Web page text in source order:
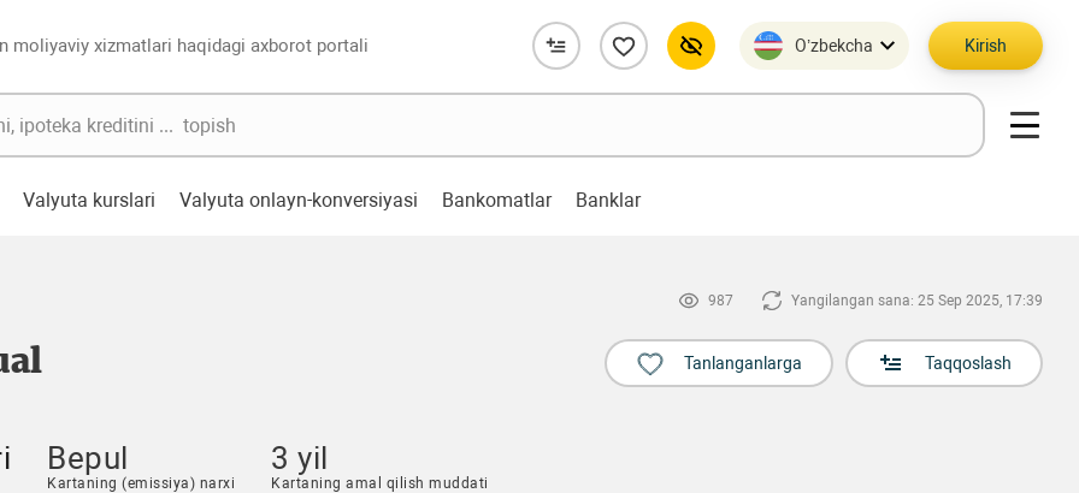
moliyaviy xizmatlari haqidagi axborot portali O’zbekcha Kirish
Valyuta kurslari Valyuta onlayn-konversiyasi Bankomatlar Banklar
987 Yangilangan sana: 25 Sep 2025, 17:39
Tanlanganlarga Taqqoslash
Bepul
Kartaning (emissiya) narxi
3 yil
Kartaning amal qilish muddati